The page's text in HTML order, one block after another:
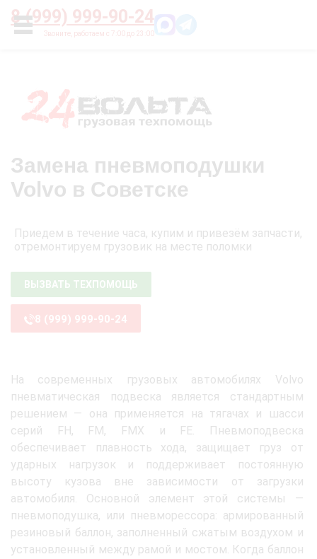
8 (999) 999-90-24
УСЛУГИ
Главная О нас Цены
Замена пневмоподушки
Volvo в Советске
Приедем в течение часа, купим и привезём запчасти,
отремонтируем грузовик на месте поломки
ВЫЗВАТЬ ТЕХПОМОЩЬ
8 (999) 999-90-24
На современных грузовых автомобилях Volvo
пневматическая подвеска является стандартным
решением — она применяется на тягачах и шасси
серий FH, FM, FMX и FE. Пневмоподвеска
обеспечивает плавность хода, защищает груз от
ударных нагрузок и поддерживает постоянную
высоту кузова вне зависимости от загрузки
автомобиля. Основной элемент этой системы —
пневмоподушка, или пневморессора: армированный
резиновый баллон, заполненный сжатым воздухом и
установленный между рамой и мостом. Когда баллон